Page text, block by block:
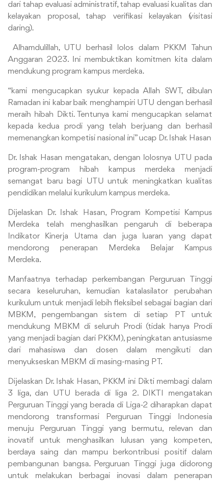
dari tahap evaluasi administratif, tahap evaluasi kualitas dan
kelayakan proposal, tahap verifikasi kelayakan (visitasi
daring).
Alhamdulillah, UTU berhasil lolos dalam PKKM Tahun
Anggaran 2023. Ini membuktikan komitmen kita dalam
mendukung program kampus merdeka.
“kami mengucapkan syukur kepada Allah SWT, dibulan
Ramadan ini kabar baik menghampiri UTU dengan berhasil
meraih hibah Dikti. Tentunya kami mengucapkan selamat
kepada kedua prodi yang telah berjuang dan berhasil
memenangkan kompetisi nasional ini” ucap Dr. Ishak Hasan
Dr. Ishak Hasan mengatakan, dengan lolosnya UTU pada
program-program hibah kampus merdeka menjadi
semangat baru bagi UTU untuk meningkatkan kualitas
pendidikan melalui kurikulum kampus merdeka.
Dijelaskan Dr. Ishak Hasan, Program Kompetisi Kampus
Merdeka telah menghasilkan pengaruh di beberapa
Indikator Kinerja Utama dan juga luaran yang dapat
mendorong penerapan Merdeka Belajar Kampus
Merdeka.
Manfaatnya terhadap perkembangan Perguruan Tinggi
secara keseluruhan, kemudian katalasilator perubahan
kurikulum untuk menjadi lebih fleksibel sebagai bagian dari
MBKM, pengembangan sistem di setiap PT untuk
mendukung MBKM di seluruh Prodi (tidak hanya Prodi
yang menjadi bagian dari PKKM), peningkatan antusiasme
dari mahasiswa dan dosen dalam mengikuti dan
menyukseskan MBKM di masing-masing PT.
Dijelaskan Dr. Ishak Hasan, PKKM ini Dikti membagi dalam
3 liga, dan UTU berada di liga 2. DIKTI mengatakan
Perguruan Tinggi yang berada di Liga-2 diharapkan dapat
mendorong transformasi Perguruan Tinggi Indonesia
menuju Perguruan Tinggi yang bermutu, relevan dan
inovatif untuk menghasilkan lulusan yang kompeten,
berdaya saing dan mampu berkontribusi positif dalam
pembangunan bangsa. Perguruan Tinggi juga didorong
untuk melakukan berbagai inovasi dalam penerapan